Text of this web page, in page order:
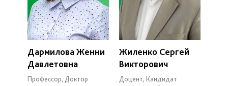
Дармилова Женни
Давлетовна
Профессор, Доктор
Жиленко Сергей
Викторович
Доцент, Кандидат